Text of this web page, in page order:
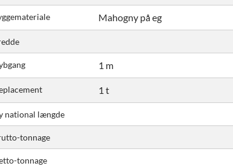
Mahogny på eg
1 m
1 t
national længde
tonnage
tonnage